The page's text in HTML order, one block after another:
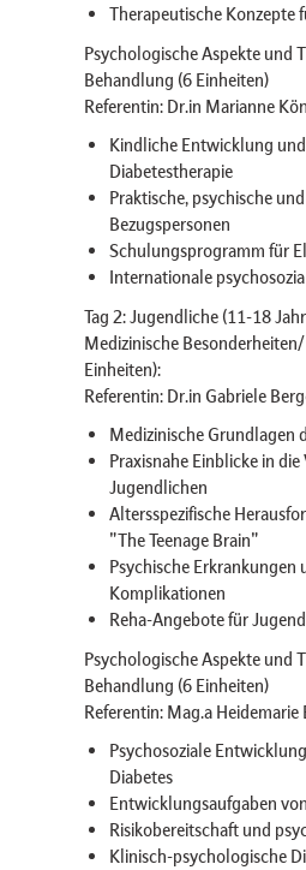
Therapeutische Konzepte
Psychologische Aspekte und
Behandlung (6 Einheiten)
Referentin: Dr.in Marianne
Kindliche Entwicklung
Diabetestherapie
Praktische, psychische
Bezugspersonen
Schulungsprogramm für
Internationale
Tag 2: Jugendliche (11-18
Medizinische
Einheiten):
Referentin: Dr.in Gabriele
Medizinische Grundlagen
Praxisnahe Einblicke in
Jugendlichen
Altersspezifische
"The Teenage Brain"
Psychische Erkrankungen
Komplikationen
Reha-Angebote für
Psychologische Aspekte und
Behandlung (6 Einheiten)
Referentin: Mag.a
Psychosoziale
Diabetes
Entwicklungsaufgaben
Risikobereitschaft und
Klinisch-psychologische